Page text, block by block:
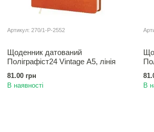
Артикул: 270/1-Р-2552
Щоденник датований
Полiграфiст24 Vintage А5, лiнія
81.00 грн
В наявності
В